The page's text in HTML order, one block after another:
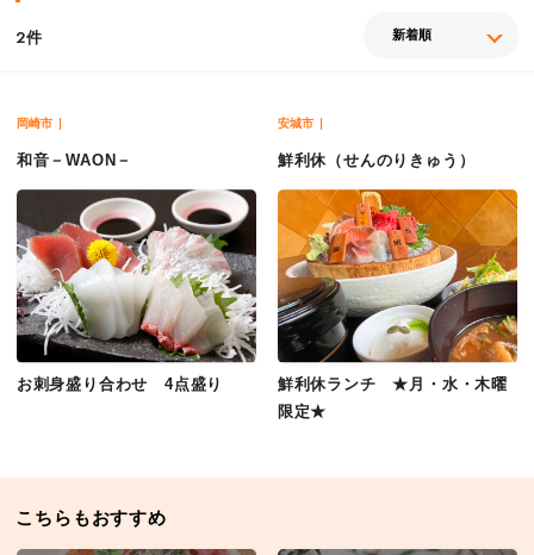
2件
岡崎市
和音－WAON－
お刺身盛り合わせ 4点盛り
安城市
鮮利休（せんのりきゅう）
鮮利休ランチ ★月・水・木曜
限定★
こちらもおすすめ